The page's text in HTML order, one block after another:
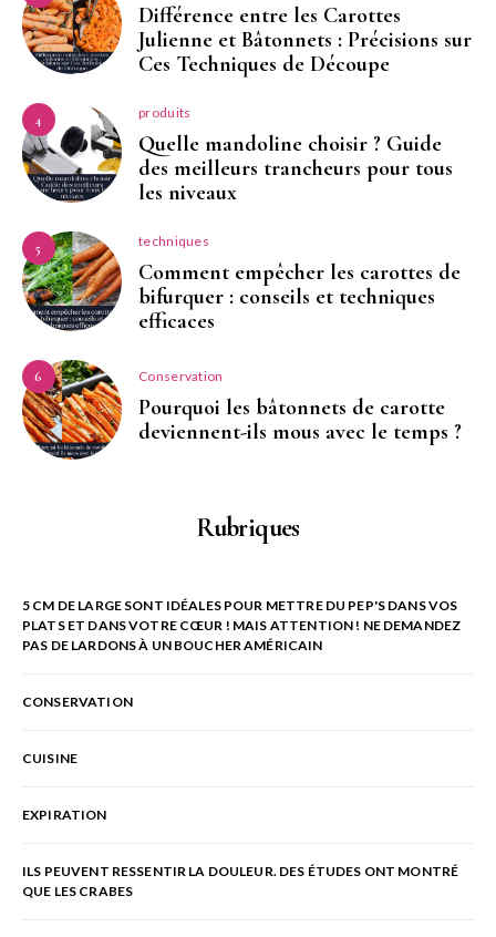
Différence entre les Carottes
Julienne et Bâtonnets : Précisions sur
Ces Techniques de Découpe
4 produits
Quelle mandoline choisir ? Guide
des meilleurs trancheurs pour tous
les niveaux
5 techniques
Comment empêcher les carottes de
bifurquer : conseils et techniques
efficaces
6 Conservation
Pourquoi les bâtonnets de carotte
deviennent-ils mous avec le temps ?
Rubriques
5 CM DE LARGE SONT IDÉALES POUR METTRE DU PEP'S DANS VOS
PLATS ET DANS VOTRE CŒUR ! MAIS ATTENTION ! NE DEMANDEZ
PAS DE LARDONS À UN BOUCHER AMÉRICAIN
CONSERVATION
CUISINE
EXPIRATION
ILS PEUVENT RESSENTIR LA DOULEUR. DES ÉTUDES ONT MONTRÉ
QUE LES CRABES